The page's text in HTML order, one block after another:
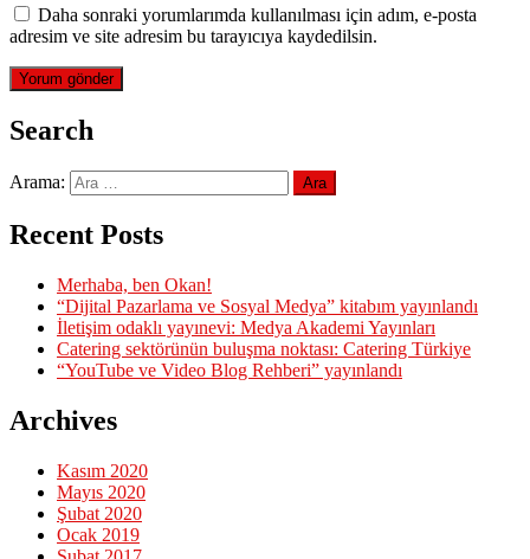
Daha sonraki yorumlarımda kullanılması için adım, e-posta
adresim ve site adresim bu tarayıcıya kaydedilsin.
Search
Arama:
Recent Posts
Merhaba, ben Okan!
“Dijital Pazarlama ve Sosyal Medya” kitabım yayınlandı
İletişim odaklı yayınevi: Medya Akademi Yayınları
Catering sektörünün buluşma noktası: Catering Türkiye
“YouTube ve Video Blog Rehberi” yayınlandı
Archives
Kasım 2020
Mayıs 2020
Şubat 2020
Ocak 2019